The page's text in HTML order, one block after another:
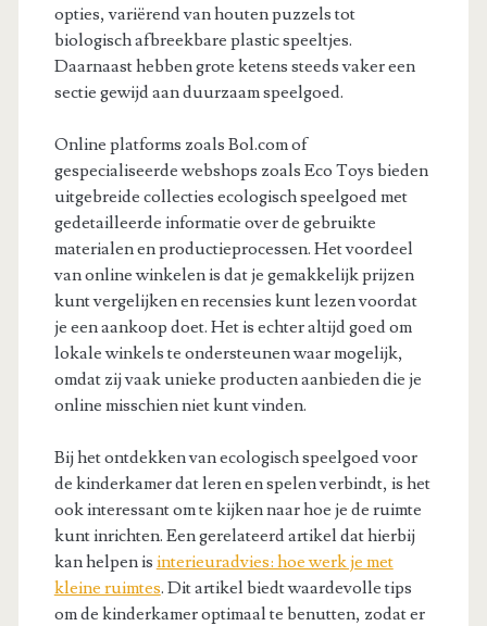
opties, variërend van houten puzzels tot
biologisch afbreekbare plastic speeltjes.
Daarnaast hebben grote ketens steeds vaker een
sectie gewijd aan duurzaam speelgoed.
Online platforms zoals Bol.com of
gespecialiseerde webshops zoals Eco Toys bieden
uitgebreide collecties ecologisch speelgoed met
gedetailleerde informatie over de gebruikte
materialen en productieprocessen. Het voordeel
van online winkelen is dat je gemakkelijk prijzen
kunt vergelijken en recensies kunt lezen voordat
je een aankoop doet. Het is echter altijd goed om
lokale winkels te ondersteunen waar mogelijk,
omdat zij vaak unieke producten aanbieden die je
online misschien niet kunt vinden.
Bij het ontdekken van ecologisch speelgoed voor
de kinderkamer dat leren en spelen verbindt, is het
ook interessant om te kijken naar hoe je de ruimte
kunt inrichten. Een gerelateerd artikel dat hierbij
kan helpen is interieuradvies: hoe werk je met
kleine ruimtes. Dit artikel biedt waardevolle tips
om de kinderkamer optimaal te benutten, zodat er